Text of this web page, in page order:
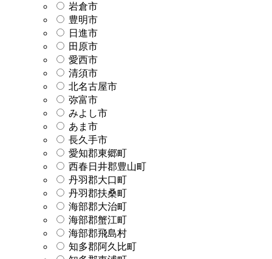
岩倉市
豊明市
日進市
田原市
愛西市
清須市
北名古屋市
弥富市
みよし市
あま市
長久手市
愛知郡東郷町
西春日井郡豊山町
丹羽郡大口町
丹羽郡扶桑町
海部郡大治町
海部郡蟹江町
海部郡飛島村
知多郡阿久比町